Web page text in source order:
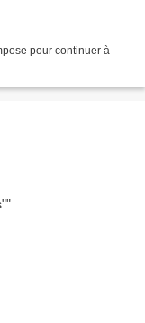
pour continuer à